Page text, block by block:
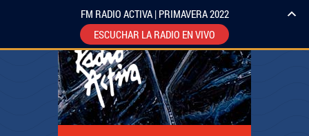
FM RADIO ACTIVA | PRIMAVERA 2022
ESCUCHAR LA RADIO EN VIVO